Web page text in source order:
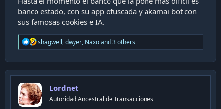
banco estado, con su app ofuscada y akamai bot con
sus famosas cookies e IA.
R
e
c
t
o
n
s
shagwell,dwyer, Naxoand 3 others
Lordnet
Autoridad Ancestral de Transacciones